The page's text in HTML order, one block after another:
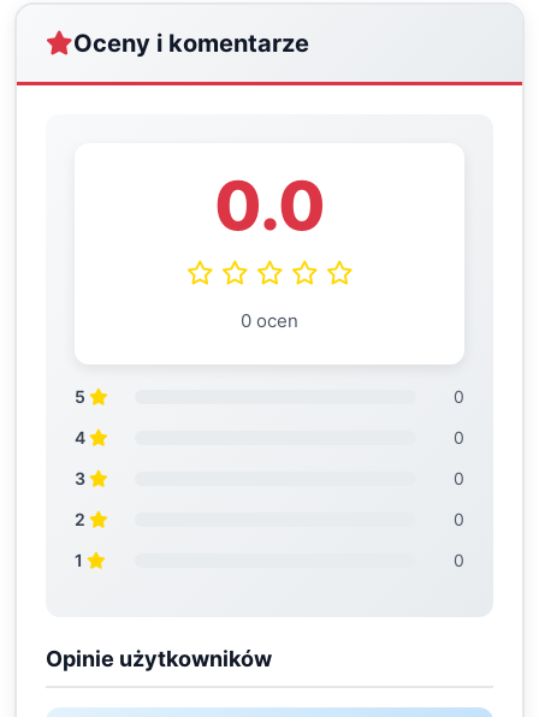
Oceny i komentarze
0.0
0 ocen
5
0
4
0
3
0
2
0
1
0
Opinie użytkowników